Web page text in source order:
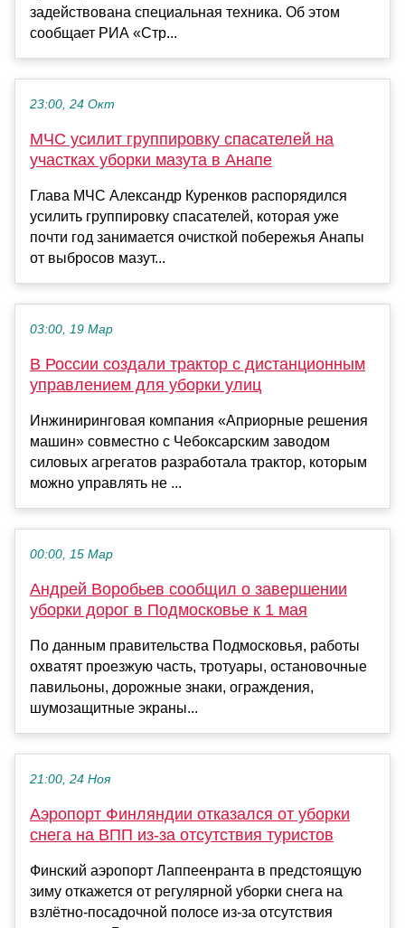
задействована специальная техника. Об этом
сообщает РИА «Стр...
23:00, 24 Окт
МЧС усилит группировку спасателей на
участках уборки мазута в Анапе
Глава МЧС Александр Куренков распорядился
усилить группировку спасателей, которая уже
почти год занимается очисткой побережья Анапы
от выбросов мазут...
03:00, 19 Мар
В России создали трактор с дистанционным
управлением для уборки улиц
Инжиниринговая компания «Априорные решения
машин» совместно с Чебоксарским заводом
силовых агрегатов разработала трактор, которым
можно управлять не ...
00:00, 15 Мар
Андрей Воробьев сообщил о завершении
уборки дорог в Подмосковье к 1 мая
По данным правительства Подмосковья, работы
охватят проезжую часть, тротуары, остановочные
павильоны, дорожные знаки, ограждения,
шумозащитные экраны...
21:00, 24 Ноя
Аэропорт Финляндии отказался от уборки
снега на ВПП из-за отсутствия туристов
Финский аэропорт Лаппеенранта в предстоящую
зиму откажется от регулярной уборки снега на
взлётно-посадочной полосе из-за отсутствия